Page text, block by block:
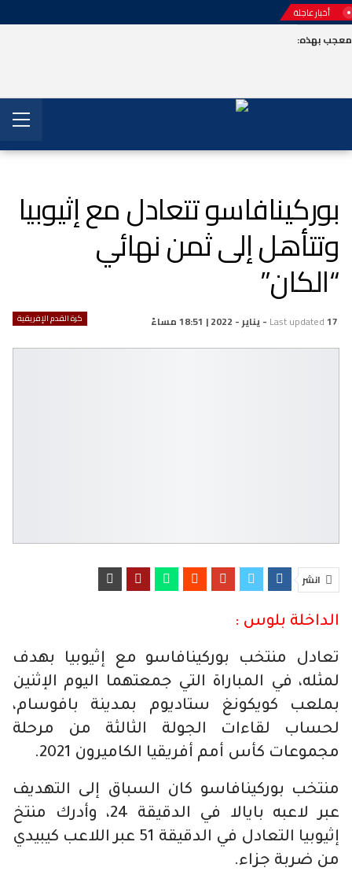
أخبار عاجلة
بهذه:
بوركينافاسو تتعادل مع إثيوبيا
وتتأهل إلى ثمن نهائي
“الكان”
كرة القدم الإفريقية Last updated17 - يناير - 2022 | 18:51 مساءً
انشر
الداخلة بلوس :
تعادل منتخب بوركينافاسو مع إثيوبيا بهدف
لمثله، في المباراة التي جمعتهما اليوم الإثنين
بملعب كويكونغ ستاديوم بمدينة بافوسام،
لحساب لقاءات الجولة الثالثة من مرحلة
مجموعات كأس أمم أفريقيا الكاميرون 2021.
منتخب بوركينافاسو كان السباق إلى التهديف
عبر لاعبه بايالا في الدقيقة 24، وأدرك منتخ
إثيوبيا التعادل في الدقيقة 51 عبر اللاعب كيبيدي
من ضربة جزاء.